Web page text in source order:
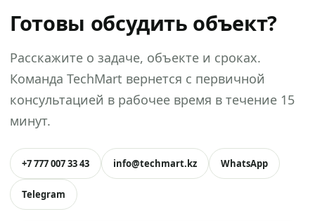
Готовы обсудить объект?
Расскажите о задаче, объекте и сроках.
Команда TechMart вернется с первичной
консультацией в рабочее время в течение 15
минут.
+7 777 007 33 43 info@techmart.kz WhatsApp
Telegram